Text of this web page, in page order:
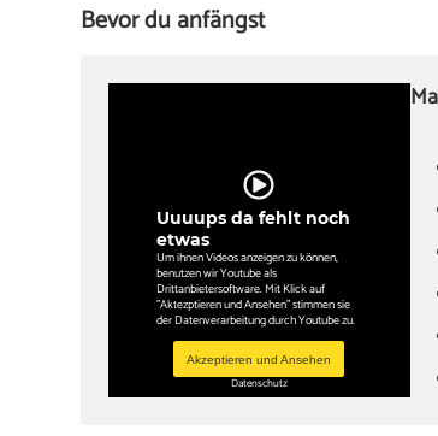
Bevor du anfängst
Uuuups da fehlt noch
etwas
Um ihnen Videos anzeigen zu können,
benutzen wir Youtube als
Drittanbietersoftware. Mit Klick auf
"Aktezptieren und Ansehen" stimmen sie
der Datenverarbeitung durch Youtube zu.
Akzeptieren und Ansehen
Datenschutz